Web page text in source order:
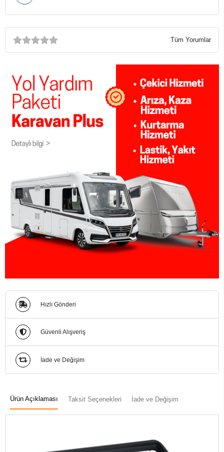
Tüm Yorumlar
Hızlı Gönderi
Güvenli Alışveriş
İade ve Değişim
Ürün Açıklaması Taksit Seçenekleri İade ve Değişim